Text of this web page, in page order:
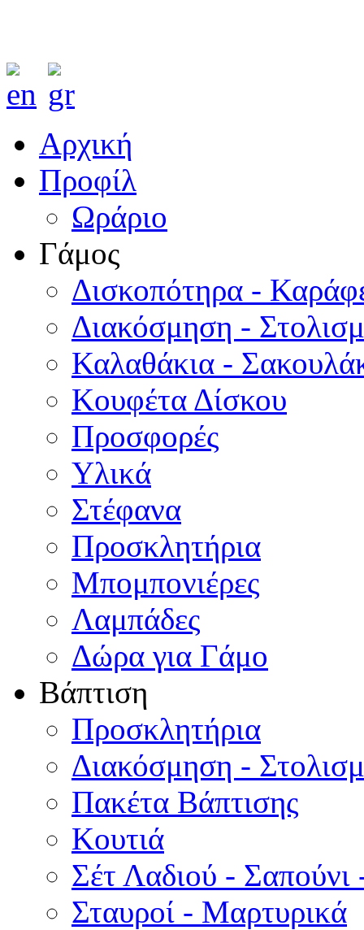
Αρχική
Προφίλ
Ωράριο
Γάμος
Δισκοπότηρα -
Διακόσμηση -
Καλαθάκια -
Κουφέτα Δίσκου
Προσφορές
Υλικά
Στέφανα
Προσκλητήρια
Μπομπονιέρες
Λαμπάδες
Δώρα για Γάμο
Βάπτιση
Προσκλητήρια
Διακόσμηση -
Πακέτα Βάπτισης
Κουτιά
Σέτ Λαδιού - Σαπούνι
Σταυροί - Μαρτυρικά